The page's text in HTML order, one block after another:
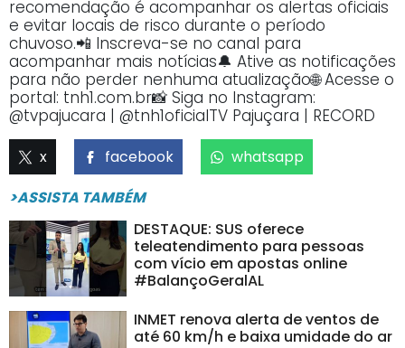
recomendação é acompanhar os alertas oficiais
e evitar locais de risco durante o período
chuvoso.📲 Inscreva-se no canal para
acompanhar mais notícias🔔 Ative as notificações
para não perder nenhuma atualização🌐 Acesse o
portal: tnh1.com.br📸 Siga no Instagram:
@tvpajucara | @tnh1oficialTV Pajuçara | RECORD
x facebook
whatsapp
>ASSISTA TAMBÉM
DESTAQUE: SUS oferece
teleatendimento para pessoas
com vício em apostas online
#BalançoGeralAL
INMET renova alerta de ventos de
até 60 km/h e baixa umidade do ar